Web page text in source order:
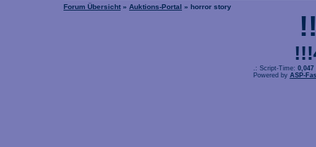
Forum Übersicht » Auktions-Portal » horror story
.: Script-Time: 0,047
Powered by ASP-